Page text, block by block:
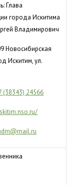
Глава
города Искитима
Владимирович
Новосибирская
Искитим, ул.
(38343) 24566